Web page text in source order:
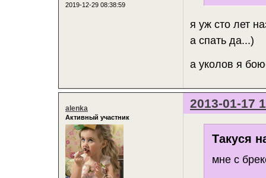
2019-12-29 08:38:59
я уж сто лет
а спать да...)
а уколов я
2013-01-17
alenka
Активный участник
Такуся
мне с